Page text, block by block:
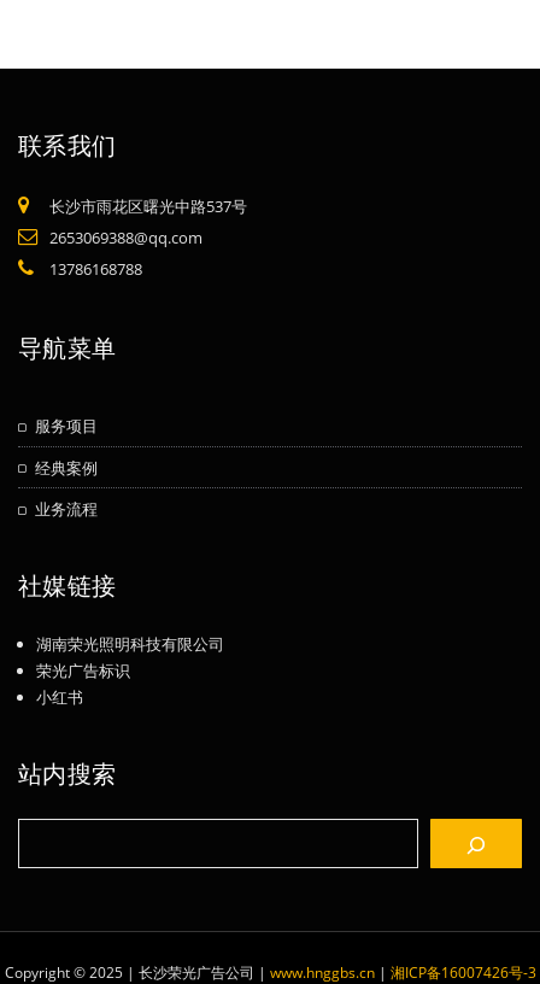
联系我们
长沙市雨花区曙光中路537号
2653069388@qq.com
13786168788
导航菜单
服务项目
经典案例
业务流程
社媒链接
湖南荣光照明科技有限公司
荣光广告标识
小红书
站内搜索
Copyright © 2025 | 长沙荣光广告公司 | www.hnggbs.cn| 湘ICP备16007426号-3